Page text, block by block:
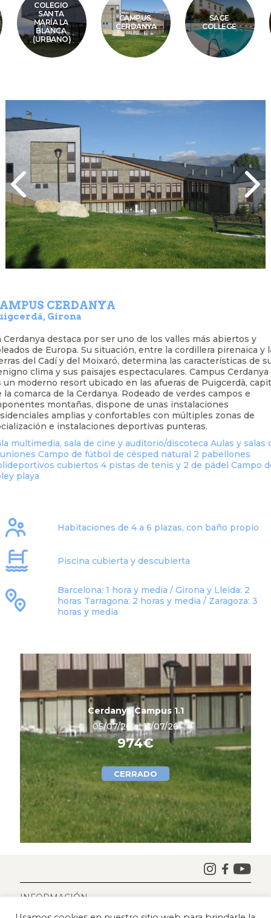
COLEGIO
SANTA
MARÍA LA
BLANCA
(URBANO)
CAMPUS
CERDANYA
SAGE
COLLEGE
CERDANYA
Girona
Cerdanya destaca por ser uno de los valles más abiertos y
de Europa. Su situación, entre la cordillera pirenaica y
del Cadí y del Moixaró, determina las características de
clima y sus paisajes espectaculares. Campus Cerdanya
un moderno resort ubicado en las afueras de Puigcerdà,
la comarca de la Cerdanya. Rodeado de verdes campos e
montañas, dispone de unas instalaciones
amplias y confortables con múltiples zonas de
e instalaciones deportivas punteras.
multimedia, sala de cine y auditorio/discoteca Aulas y salas
Campo de fútbol de césped natural 2 pabellones
cubiertos 4 pistas de tenis y 2 de pádel Campo
playa
Habitaciones de 4 a 6 plazas, con baño propio
Piscina cubierta y descubierta
Barcelona: 1 hora y media / Girona y Lleida: 2
horas Tarragona: 2 horas y media / Zaragoza: 3
horas y media
Cerdanya Campus 1.1
05/07/26 al 11/07/26
974€
CERRADO
INFORMACIÓN